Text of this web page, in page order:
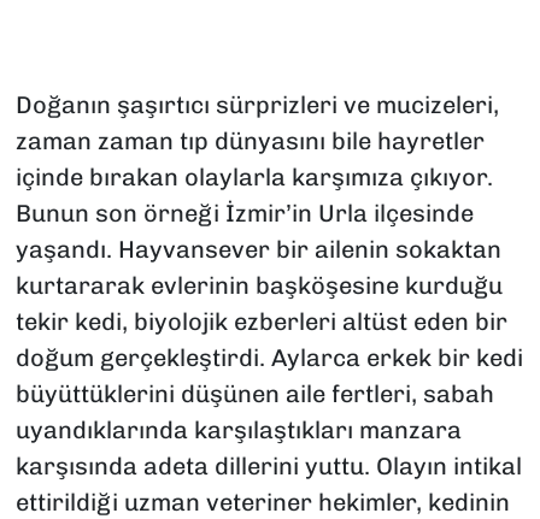
Doğanın şaşırtıcı sürprizleri ve mucizeleri,
zaman zaman tıp dünyasını bile hayretler
içinde bırakan olaylarla karşımıza çıkıyor.
Bunun son örneği İzmir’in Urla ilçesinde
yaşandı. Hayvansever bir ailenin sokaktan
kurtararak evlerinin başköşesine kurduğu
tekir kedi, biyolojik ezberleri altüst eden bir
doğum gerçekleştirdi. Aylarca erkek bir kedi
büyüttüklerini düşünen aile fertleri, sabah
uyandıklarında karşılaştıkları manzara
karşısında adeta dillerini yuttu. Olayın intikal
ettirildiği uzman veteriner hekimler, kedinin